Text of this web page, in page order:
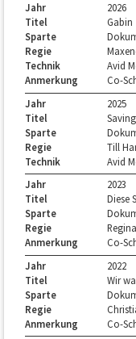
Jahr
2026
Titel
Gabin
Sparte
Regie
Technik
Avid
Anmerkung
Co-
Jahr
2025
Titel
Sparte
Regie
Till
Technik
Avid
Jahr
2023
Titel
Diese
Sparte
Regie
Anmerkung
Co-
Jahr
2022
Titel
Wir
Sparte
Regie
Anmerkung
Co-